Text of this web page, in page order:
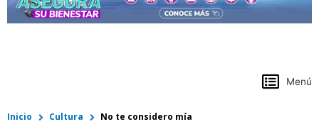
Menú
Inicio Cultura No te considero mía